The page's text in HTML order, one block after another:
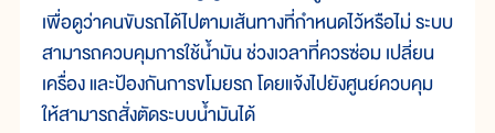
เพื่อดูว่าคนขับรถได้ไปตามเส้นทางที่กำหนดไว้หรือไม่ ระบบ
สามารถควบคุมการใช้น้ำมัน ช่วงเวลาที่ควรซ่อม เปลี่ยน
เครื่อง และป้องกันการขโมยรถ โดยแจ้งไปยังศูนย์ควบคุม
ให้สามารถสั่งตัดระบบน้ำมันได้